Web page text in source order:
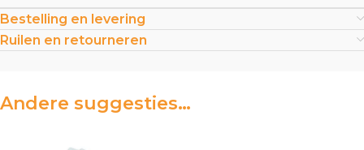
Bestelling en levering
Ruilen en retourneren
Andere suggesties…